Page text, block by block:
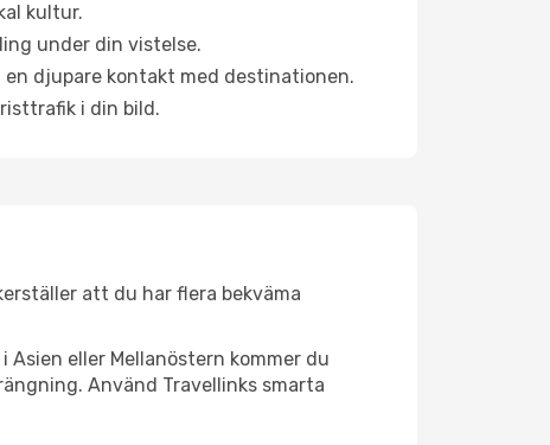
kultur.
under din vistelse.
djupare kontakt med destinationen.
i din bild.
att du har flera bekväma
eller Mellanöstern kommer du
Använd Travellinks smarta